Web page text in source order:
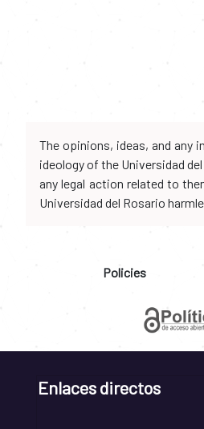
The opinions, ideas, and any
ideology of the Universidad
any legal action related to
Universidad del Rosario
Policies
Enlaces directos